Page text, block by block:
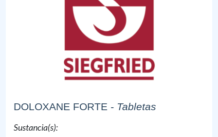
DOLOXANE FORTE - Tabletas
Sustancia(s):